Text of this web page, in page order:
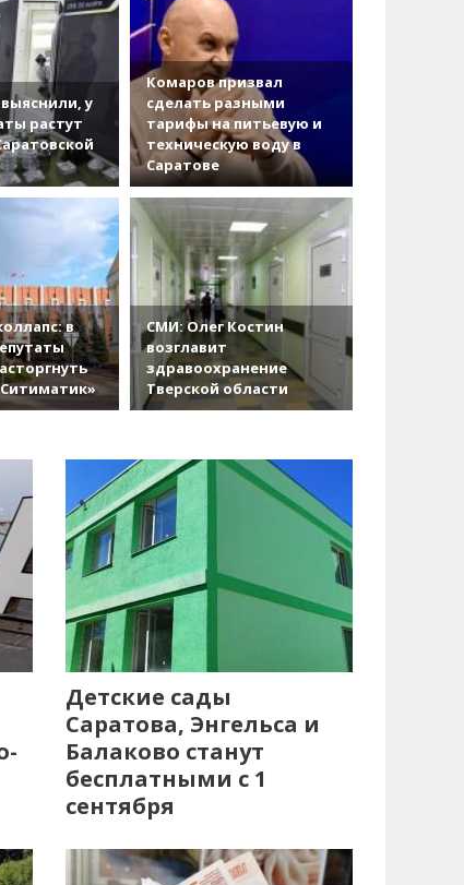
у
растут
Комаров призвал
сделать разными
тарифы на питьевую и
техническую воду в
Саратове
в
СМИ: Олег Костин
возглавит
здравоохранение
Тверской области
Детские сады
Саратова, Энгельса и
Балаково станут
бесплатными с 1
сентября